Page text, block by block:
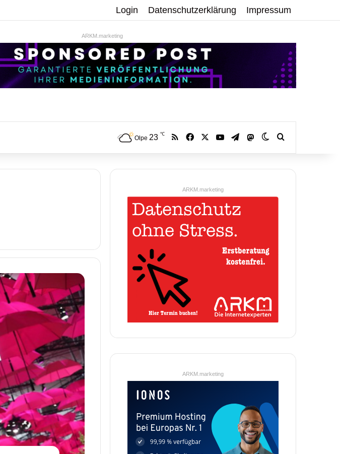
Login Datenschutzerklärung Impressum
ARKM.marketing
Olpe 23 ℃ RSS Facebook YouTubeTelegramMastodonSkin umschalten
ARKM.marketing
ARKM.marketing